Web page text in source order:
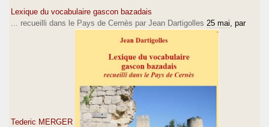
Lexique du vocabulaire gascon bazadais
... recueilli dans le Pays de Cernès par Jean Dartigolles 25 mai , par
Tederic MERGER